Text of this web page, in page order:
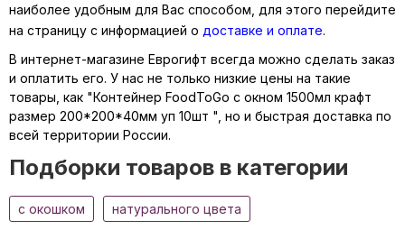
наиболее удобным для Вас способом, для этого перейдите
на страницу с информацией о доставке и оплате.
В интернет-магазине Еврогифт всегда можно сделать заказ
и оплатить его. У нас не только низкие цены на такие
товары, как "Контейнер FoodToGo с окном 1500мл крафт
размер 200*200*40мм уп 10шт ", но и быстрая доставка по
всей территории России.
Подборки товаров в категории
c окошком натурального цвета